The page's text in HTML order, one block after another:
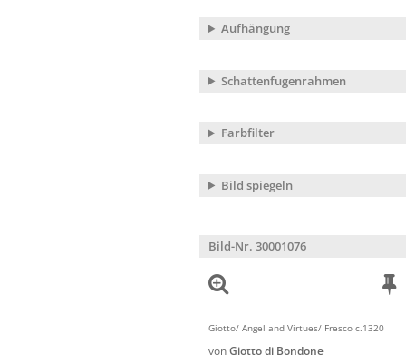
Aufhängung
Schattenfugenrahmen
Farbfilter
Bild spiegeln
Bild-Nr. 30001076
Giotto/ Angel and Virtues/ Fresco c.1320
vonGiotto di Bondone